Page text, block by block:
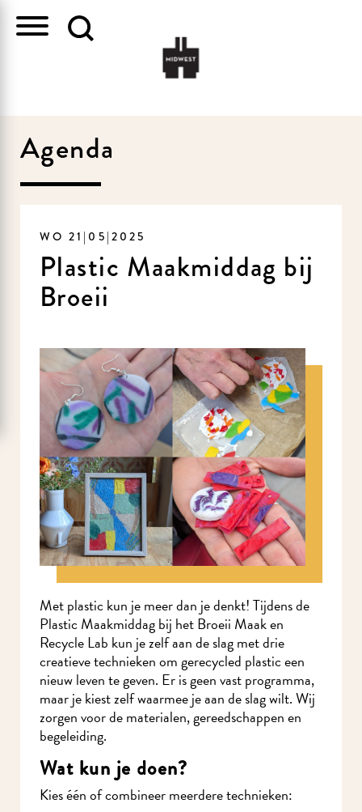
Agenda
WO 21|05|2025
Plastic Maakmiddag bij
Broeii
Met plastic kun je meer dan je denkt! Tijdens de
Plastic Maakmiddag bij het Broeii Maak en
Recycle Lab kun je zelf aan de slag met drie
creatieve technieken om gerecycled plastic een
nieuw leven te geven. Er is geen vast programma,
maar je kiest zelf waarmee je aan de slag wilt. Wij
zorgen voor de materialen, gereedschappen en
begeleiding.
Wat kun je doen?
Kies één of combineer meerdere technieken: